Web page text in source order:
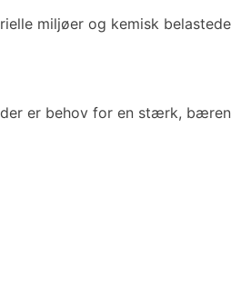
miljøer og kemisk
er behov for en stærk,